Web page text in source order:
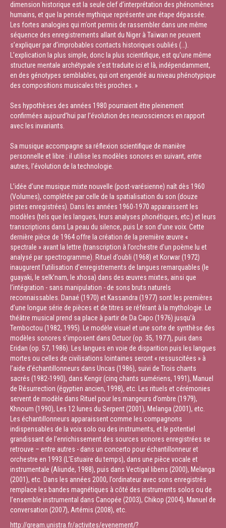
dimension historique est la seule clef d’interprétation des phénomènes
humains, et que la pensée mythique représente une étape dépassée.
Les fortes analogies qui m’ont permis de rassembler dans une même
séquence des enregistrements allant du Niger à Taïwan ne peuvent
s’expliquer par d’improbables contacts historiques oubliés (…).
L’explication la plus simple, donc la plus scientifique, est qu’une même
structure mentale archétypale s’est traduite ici et là, indépendamment,
en des génotypes semblables, qui ont engendré au niveau phénotypique
des compositions musicales très proches. »
Ses hypothèses des années 1980 pourraient être pleinement
confirmées aujourd’hui par l’évolution des neurosciences en rapport
avec les invariants.
Sa musique accompagne sa réflexion scientifique de manière
personnelle et libre : il utilise les modèles sonores en suivant, entre
autres, l’évolution de la technologie.
L’idée d’une musique mixte nouvelle (post-varésienne) naît dès 1960
(Volumes), complétée par celle de la spatialisation du son (douze
pistes enregistrées). Dans les années 1960-1970 apparaissent les
modèles (tels que les langues, leurs analyses phonétiques, etc.) et leurs
transcriptions dans La peau du silence, puis Le son d’une voix. Cette
dernière pièce de 1964 offre la création de la première œuvre «
spectrale » avant la lettre (transcription à l’orchestre d’un poème lu et
analysé par spectrogramme). Rituel d’oubli (1968) et Korwar (1972)
inaugurent l’utilisation d’enregistrements de langues remarquables (le
guayaki, le selk’nam, le xhosa) dans des œuvres mixtes, ainsi que
l’intégration - sans manipulation - de sons bruts naturels
reconnaissables. Danaé (1970) et Kassandra (1977) sont les premières
d’une longue série de pièces et de titres se référant à la mythologie. Le
théâtre musical prend sa place à partir de Da Capo (1976) jusqu’à
Temboctou (1982, 1995). Le modèle visuel et une sorte de synthèse des
modèles sonores s’imposent dans Octuor (op. 35, 1977), puis dans
Eridan (op. 57, 1986). Les langues en voie de disparition puis les langues
mortes ou celles de civilisations lointaines seront « ressuscitées » à
l’aide d’échantillonneurs dans Uncas (1986), suivi de Trois chants
sacrés (1982-1990), dans Kengir (cinq chants sumériens, 1991), Manuel
de Résurrection (égyptien ancien, 1998), etc. Les rituels et cérémonies
servent de modèle dans Rituel pour les mangeurs d’ombre (1979),
Khnoum (1990), Les 12 lunes du Serpent (2001), Melanga (2001), etc.
Les échantillonneurs apparaissent comme les compagnons
indispensables de la voix solo ou des instruments, et le potentiel
grandissant de l’enrichissement des sources sonores enregistrées se
retrouve – entre autres - dans un concerto pour échantillonneur et
orchestre en 1993 (L’Estuaire du temps), dans une pièce vocale et
instrumentale (Aliunde, 1988), puis dans Vectigal libens (2000), Melanga
(2001), etc. Dans les années 2000, l’ordinateur avec sons enregistrés
remplace les bandes magnétiques à côté des instruments solos ou de
l’ensemble instrumental dans Canopée (2003), Chikop (2004), Manuel de
conversation (2007), Artémis (2008), etc.
http://gream.unistra.fr/activites/evenement/?